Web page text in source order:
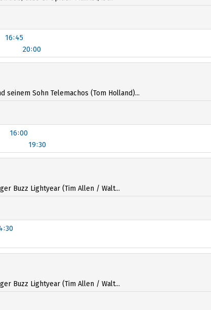
16:45
20:00
Sohn Telemachos (Tom Holland)...
16:00
19:30
Buzz Lightyear (Tim Allen / Walt...
Buzz Lightyear (Tim Allen / Walt...